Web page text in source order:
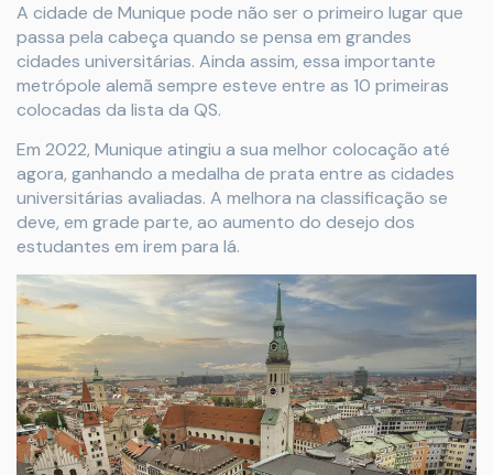
A cidade de Munique pode não ser o primeiro lugar que
passa pela cabeça quando se pensa em grandes
cidades universitárias. Ainda assim, essa importante
metrópole alemã sempre esteve entre as 10 primeiras
colocadas da lista da QS.
Em 2022, Munique atingiu a sua melhor colocação até
agora, ganhando a medalha de prata entre as cidades
universitárias avaliadas. A melhora na classificação se
deve, em grade parte, ao aumento do desejo dos
estudantes em irem para lá.